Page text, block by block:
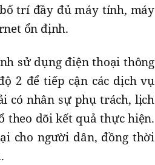
trí đầy đủ máy tính, máy
ổn định.
sử dụng điện thoại thông
2 để tiếp cận các dịch vụ
có nhân sự phụ trách, lịch
theo dõi kết quả thực hiện.
cho người dân, đồng thời